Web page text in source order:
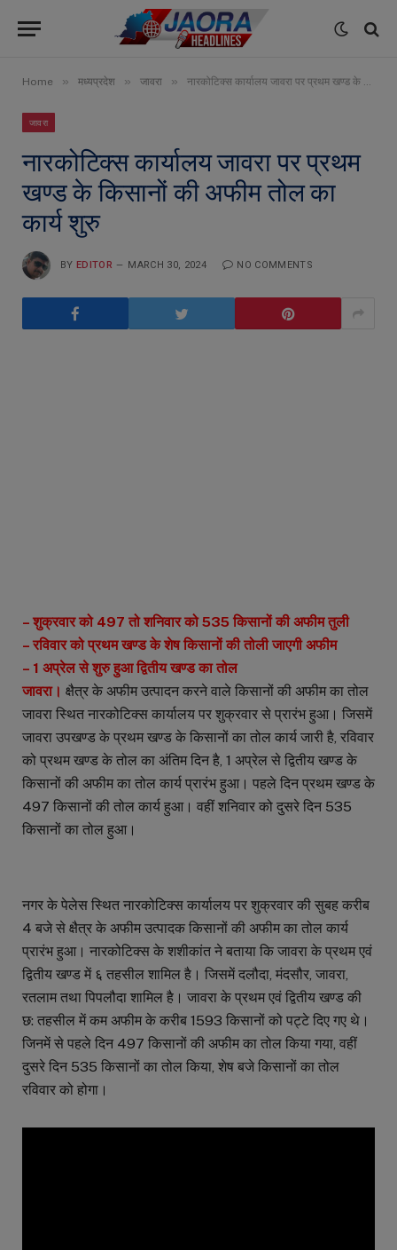
Home » मध्यप्रदेश » जावरा » नारकोटिक्स कार्यालय जावरा पर प्रथम खण्ड के किसानों की अफीम तोल का कार्य शुरु
जावरा
नारकोटिक्स कार्यालय जावरा पर प्रथम
खण्ड के किसानों की अफीम तोल का
कार्य शुरु
BY EDITOR MARCH 30, 2024 NO COMMENTS
– शुक्रवार को 497 तो शनिवार को 535 किसानों की अफीम तुली
– रविवार को प्रथम खण्ड के शेष किसानों की तोली जाएगी अफीम
– 1 अप्रेल से शुरु हुआ द्वितीय खण्ड का तोल
जावरा। क्षैत्र के अफीम उत्पादन करने वाले किसानों की अफीम का तोल
जावरा स्थित नारकोटिक्स कार्यालय पर शुक्रवार से प्रारंभ हुआ। जिसमें
जावरा उपखण्ड के प्रथम खण्ड के किसानों का तोल कार्य जारी है, रविवार
को प्रथम खण्ड के तोल का अंतिम दिन है, 1 अप्रेल से द्वितीय खण्ड के
किसानों की अफीम का तोल कार्य प्रारंभ हुआ। पहले दिन प्रथम खण्ड के
497 किसानों की तोल कार्य हुआ। वहीं शनिवार को दुसरे दिन 535
किसानों का तोल हुआ।
नगर के पेलेस स्थित नारकोटिक्स कार्यालय पर शुक्रवार की सुबह करीब
4 बजे से क्षैत्र के अफीम उत्पादक किसानों की अफीम का तोल कार्य
प्रारंभ हुआ। नारकोटिक्स के शशीकांत ने बताया कि जावरा के प्रथम एवं
द्वितीय खण्ड में ६ तहसील शामिल है। जिसमें दलौदा, मंदसौर, जावरा,
रतलाम तथा पिपलौदा शामिल है। जावरा के प्रथम एवं द्वितीय खण्ड की
छ: तहसील में कम अफीम के करीब 1593 किसानों को पट्टे दिए गए थे।
जिनमें से पहले दिन 497 किसानों की अफीम का तोल किया गया, वहीं
दुसरे दिन 535 किसानों का तोल किया, शेष बजे किसानों का तोल
रविवार को होगा।